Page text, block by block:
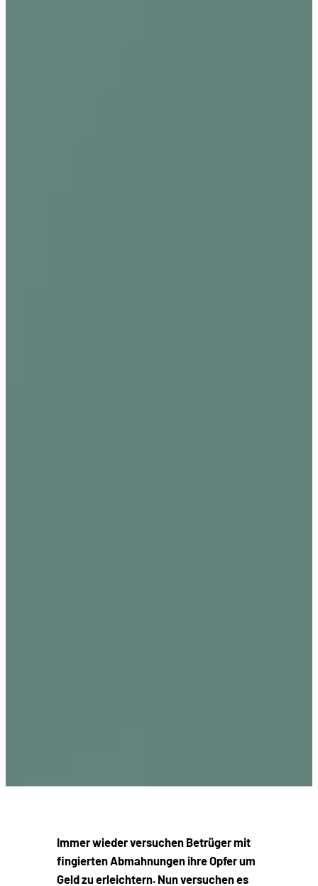
Immer wieder versuchen Betrüger mit
fingierten Abmahnungen ihre Opfer um
Geld zu erleichtern. Nun versuchen es